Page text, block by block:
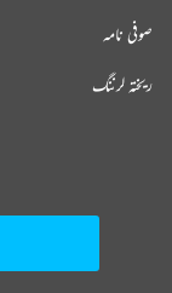
صوفی نامہ
ریختہ لرننگ